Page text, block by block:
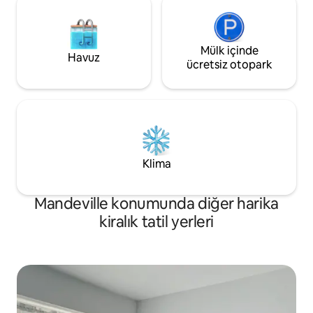
Havuz
Mülk içinde
ücretsiz otopark
Klima
Mandeville konumunda diğer harika
kiralık tatil yerleri